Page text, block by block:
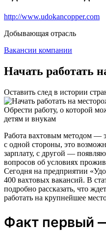
http://www.udokancopper.com
Добывающая отрасль
Вакансии компании
Начать работать
Оставить след в истории
Обрести работу, о которой
детям и внукам
Работа вахтовым методом —
с одной стороны, это
зарплату, с другой —
вопросов об условиях
Сегодня на предприятии
400 вахтовых вакансий. В
подробно рассказать, что
работать на крупнейшее
Факт первый